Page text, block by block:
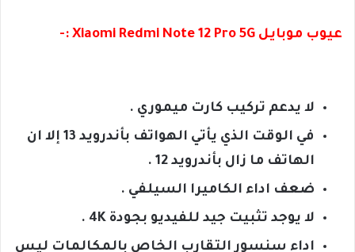
عيوب موبايل Xiaomi Redmi Note 12 Pro 5G :-
لا يدعم تركيب كارت ميموري .
في الوقت الذي يأتي الهواتف بأندرويد 13 إلا ان
الهاتف ما زال بأندرويد 12 .
ضعف اداء الكاميرا السيلفي .
لا يوجد تثبيت جيد للفيديو بجودة 4K .
اداء سنسور التقارب الخاص بالمكالمات ليس